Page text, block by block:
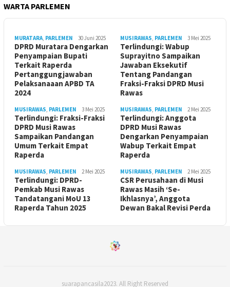
WARTA PARLEMEN
MURATARA PARLEMEN 30 Juni 2025
DPRD Muratara Dengarkan
Penyampaian Bupati
Terkait Raperda
Pertanggungjawaban
Pelaksanaaan APBD TA
2024
MUSIRAWAS PARLEMEN 3 Mei 2025
Terlindungi: Wabup
Suprayitno Sampaikan
Jawaban Eksekutif
Tentang Pandangan
Fraksi-Fraksi DPRD Musi
Rawas
MUSIRAWAS PARLEMEN 3 Mei 2025
Terlindungi: Fraksi-Fraksi
DPRD Musi Rawas
Sampaikan Pandangan
Umum Terkait Empat
Raperda
MUSIRAWAS PARLEMEN 2 Mei 2025
Terlindungi: Anggota
DPRD Musi Rawas
Dengarkan Penyampaian
Wabup Terkait Empat
Raperda
MUSIRAWAS PARLEMEN 2 Mei 2025
Terlindungi: DPRD-
Pemkab Musi Rawas
Tandatangani MoU 13
Raperda Tahun 2025
MUSIRAWAS PARLEMEN 2 Mei 2025
CSR Perusahaan di Musi
Rawas Masih ‘Se-
Ikhlasnya’, Anggota
Dewan Bakal Revisi Perda ‎
suarapancasila2023. All Right Reserved